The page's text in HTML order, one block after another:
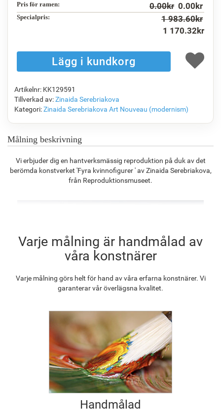
F7034-296
1 423.44 kr
F6731-224
1 423.44 kr 1 423.44
1 320.20kr 1 025.32kr 1 478.30kr 1 330.75kr
Pris för ramen: 0.00kr 0.00kr
Specialpris: 1 983.60kr
1 170.32kr
Artikelnr: KK129591
Tillverkad av:Zinaida Serebriakova
Kategori:Zinaida Serebriakova Art Nouveau (modernism)
Målning beskrivning
Vi erbjuder dig en hantverksmässig reproduktion på duk av det
berömda konstverket 'Fyra kvinnofigurer ' av Zinaida Serebriakova,
från Reproduktionsmuseet.
Varje målning är handmålad av
våra konstnärer
Varje målning görs helt för hand av våra erfarna konstnärer. Vi
garanterar vår överlägsna kvalitet.
Handmålad